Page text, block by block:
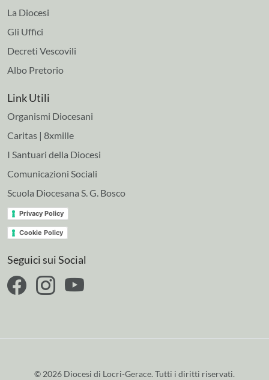
La Diocesi
Gli Uffici
Decreti Vescovili
Albo Pretorio
Link Utili
Organismi Diocesani
Caritas | 8xmille
I Santuari della Diocesi
Comunicazioni Sociali
Scuola Diocesana S. G. Bosco
Privacy Policy
Cookie Policy
Seguici sui Social
© 2026 Diocesi di Locri-Gerace. Tutti i diritti riservati.